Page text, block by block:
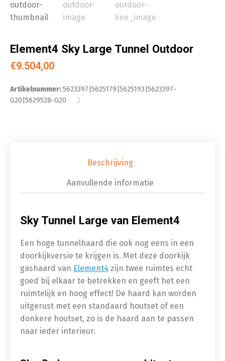
Element4 Sky Large Tunnel Outdoor
€9.504,00
Artikelnummer:5623397|5625179|5625193|5623397-
G20|5629528-G20
Beschrijving
Aanvullende informatie
Sky Tunnel Large van Element4
Een hoge tunnelhaard die ook nog eens in een
doorkijkversie te krijgen is. Met deze doorkijk
gashaard van Element4 zijn twee ruimtes echt
goed bij elkaar te betrekken en geeft het een
ruimtelijk en hoog effect! De haard kan worden
uitgerust met een standaard houtset of een
donkere houtset, zo is de haard aan te passen
naar ieder interieur.